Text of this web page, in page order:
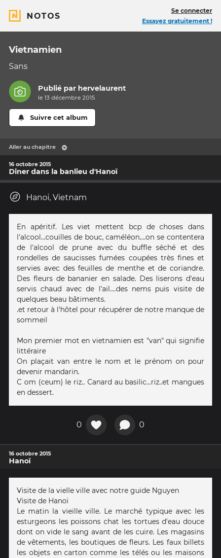
NOTOS
Se connecter
Essayez gratuitement !
Vietnamien
Sans
Publié par hervelaurent
le 13 décembre 2015
Suivre cet album
Aller au chapitre
16 octobre 2015
Diner dans la banlieu d'Hanoï
Hanoi, Vietnam
En apéritif. Les viet mettent bcp de choses dans
l'alcool...couilles de bouc, caméléon....on se contentera
de l'alcool de prune avec du buffle séché et des
rondelles de saucisses fumées coupées très fines et
servies avec des feuilles de menthe et de coriandre.
Des fleurs de bananier en salade. Des liserons d'eau
servis chaud avec de l'ail....des nems puis visite de
quelques beau bâtiments.
.et retour à l'hôtel pour récupérer de notre manque de
sommeil
Mon premier mot en vietnamien est "van" qui signifie
littéraire
On plaçait van entre le nom et le prénom on pour
devenir mandarin.
C om (ceum) le riz.. Canard au basilic...riz..et mangues
en dessert.
0 0
16 octobre 2015
Hanoï
Visite de la vielle ville avec notre guide Nguyen
Visite de Hanoï
Le matin la vieille ville. Le marché typique avec les
esturgeons les poissons chat les tortues d'eau douce
dont on vide le sang avant de les cuire. Les magasins
de vêtements, les boutiques de fleurs. Les faux billets
les objets en carton comme les télés ou les maisons